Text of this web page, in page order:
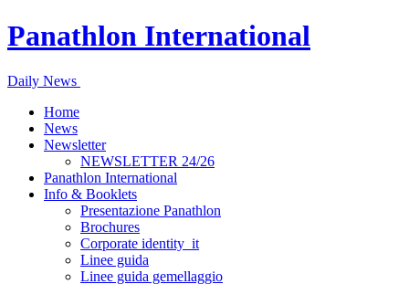
Panathlon International
Daily News
Home
News
Newsletter
NEWSLETTER 24/26
Panathlon International
Info & Booklets
Presentazione Panathlon
Brochures
Corporate identity_it
Linee guida
Linee guida gemellaggio